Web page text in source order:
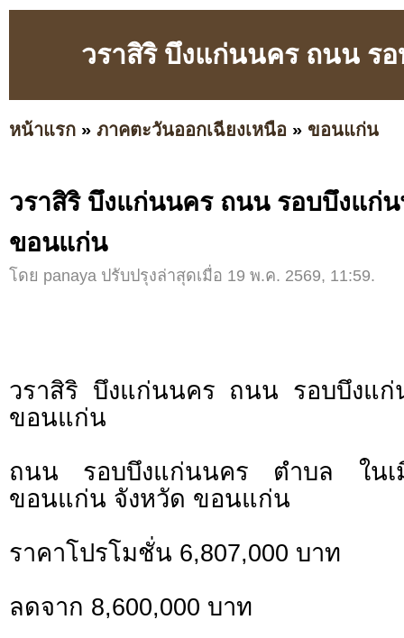
วราสิริ บึงแก่นนคร ถนน ร
หน้าแรก » ภาคตะวันออกเฉียงเหนือ » ขอนแก่น
วราสิริ บึงแก่นนคร ถนน รอบบึงแก่น
ขอนแก่น
โดย panaya ปรับปรุงล่าสุดเมื่อ 19 พ.ค. 2569, 11:59.
วราสิริ บึงแก่นนคร ถนน รอบบึงแก่
ขอนแก่น
ถนน รอบบึงแก่นนคร ตำบล ในเ
ขอนแก่น จังหวัด ขอนแก่น
ราคาโปรโมชั่น 6,807,000 บาท
ลดจาก 8,600,000 บาท